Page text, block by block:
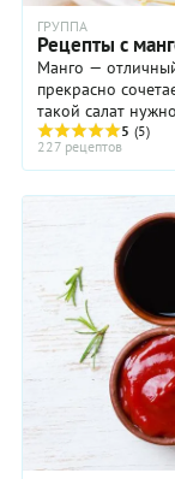
ГРУППА
Рецепты с
Манго —
прекрасно
такой салат
соусом.
5 (5)
227 рецептов